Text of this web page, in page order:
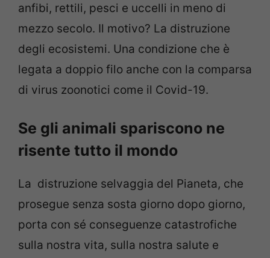
anfibi, rettili, pesci e uccelli in meno di
mezzo secolo. Il motivo? La distruzione
degli ecosistemi. Una condizione che è
legata a doppio filo anche con la comparsa
di virus zoonotici come il Covid-19.
Se gli animali spariscono ne
risente tutto il mondo
La distruzione selvaggia del Pianeta, che
prosegue senza sosta giorno dopo giorno,
porta con sé conseguenze catastrofiche
sulla nostra vita, sulla nostra salute e